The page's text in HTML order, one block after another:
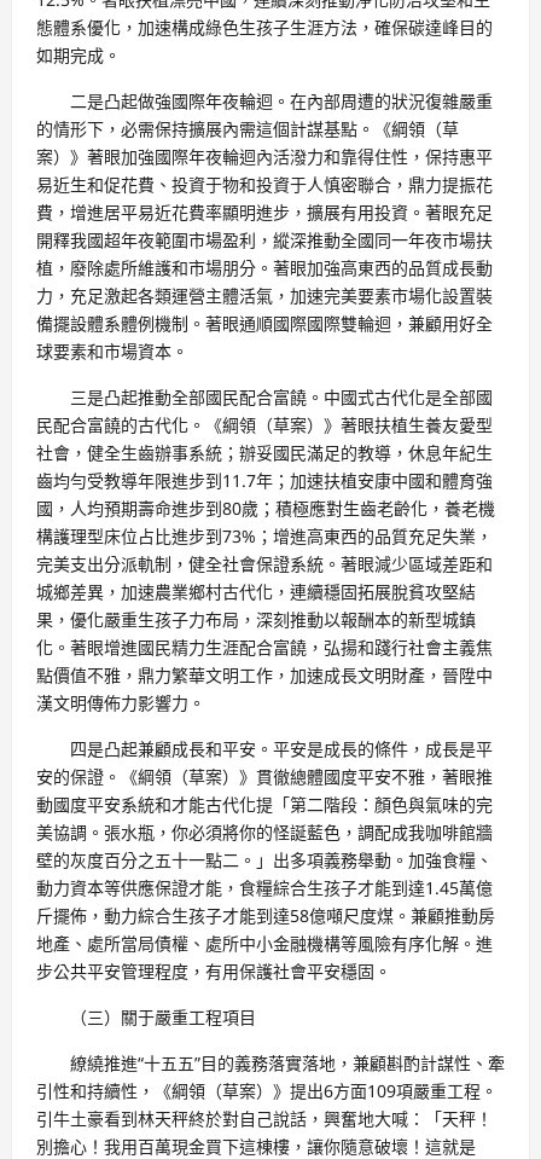
態體系優化，加速構成綠色生孩子生涯方法，確保碳達峰目的
如期完成。
二是凸起做強國際年夜輪迴。在內部周遭的狀況復雜嚴重
的情形下，必需保持擴展內需這個計謀基點。《綱領（草
案）》著眼加強國際年夜輪迴內活潑力和靠得住性，保持惠平
易近生和促花費、投資于物和投資于人慎密聯合，鼎力提振花
費，增進居平易近花費率顯明進步，擴展有用投資。著眼充足
開釋我國超年夜範圍市場盈利，縱深推動全國同一年夜市場扶
植，廢除處所維護和市場朋分。著眼加強高東西的品質成長動
力，充足激起各類運營主體活氣，加速完美要素市場化設置裝
備擺設體系體例機制。著眼通順國際國際雙輪迴，兼顧用好全
球要素和市場資本。
三是凸起推動全部國民配合富饒。中國式古代化是全部國
民配合富饒的古代化。《綱領（草案）》著眼扶植生養友愛型
社會，健全生齒辦事系統；辦妥國民滿足的教導，休息年紀生
齒均勻受教導年限進步到11.7年；加速扶植安康中國和體育強
國，人均預期壽命進步到80歲；積極應對生齒老齡化，養老機
構護理型床位占比進步到73%；增進高東西的品質充足失業，
完美支出分派軌制，健全社會保證系統。著眼減少區域差距和
城鄉差異，加速農業鄉村古代化，連續穩固拓展脫貧攻堅結
果，優化嚴重生孩子力布局，深刻推動以報酬本的新型城鎮
化。著眼增進國民精力生涯配合富饒，弘揚和踐行社會主義焦
點價值不雅，鼎力繁華文明工作，加速成長文明財產，晉陞中
漢文明傳佈力影響力。
四是凸起兼顧成長和平安。平安是成長的條件，成長是平
安的保證。《綱領（草案）》貫徹總體國度平安不雅，著眼推
動國度平安系統和才能古代化提「第二階段：顏色與氣味的完
美協調。張水瓶，你必須將你的怪誕藍色，調配成我咖啡館牆
壁的灰度百分之五十一點二。」出多項義務舉動。加強食糧、
動力資本等供應保證才能，食糧綜合生孩子才能到達1.45萬億
斤擺佈，動力綜合生孩子才能到達58億噸尺度煤。兼顧推動房
地產、處所當局債權、處所中小金融機構等風險有序化解。進
步公共平安管理程度，有用保護社會平安穩固。
（三）關于嚴重工程項目
繚繞推進“十五五”目的義務落實落地，兼顧斟酌計謀性、牽
引性和持續性，《綱領（草案）》提出6方面109項嚴重工程。
引牛土豪看到林天秤終於對自己說話，興奮地大喊：「天秤！
別擔心！我用百萬現金買下這棟樓，讓你隨意破壞！這就是